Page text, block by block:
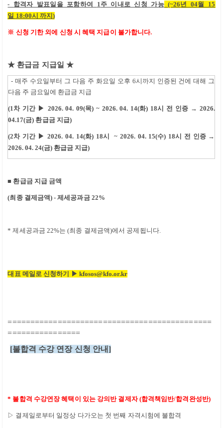
- 합격자 발표일을 포함하여 1주 이내로 신청 가능 (~26년 04월 15
일 18:00시 까지)
※ 신청 기한 외에 신청 시 혜택 지급이 불가합니다.
★ 환급금 지급일 ★
- 매주 수요일부터 그 다음 주 화요일 오후 6시까지 인증된 건에 대해 그
다음 주 금요일에 환급금 지급
(1차 기간 ▶ 2026. 04. 09(목) ~ 2026. 04. 14(화) 18시 전 인증 → 2026.
04.17(금) 환급금 지급)
(2차 기간 ▶ 2026. 04. 14(화) 18시 ~ 2026. 04. 15(수) 18시 전 인증 →
2026. 04. 24(금) 환급금 지급)
■ 환급금 지급 금액
(최종 결제금액) -제세공과금 22%
*제세공과금22%는(최종 결제금액)에서 공제됩니다.
대표 메일로 신청하기 ▶ kfosos@kfo.or.kr
=============================================
================
[불합격 수강 연장 신청 안내]
* 불합격 수강연장 혜택이 있는 강의반 결제자(합격책임반/합격완성반)
▷ 결제일로부터 일정상 다가오는 첫 번째 자격시험에 불합격